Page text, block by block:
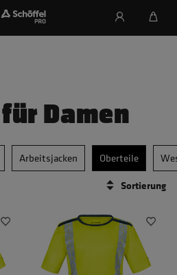
Damen
Arbeitsjacken Oberteile
Sortierung